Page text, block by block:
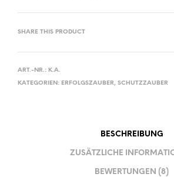
SHARE THIS PRODUCT
ART.-NR.: K.A.
KATEGORIEN: ERFOLGSZAUBER, SCHUTZZAUBER
BESCHREIBUNG
ZUSÄTZLICHE
BEWERTUNGEN (8)